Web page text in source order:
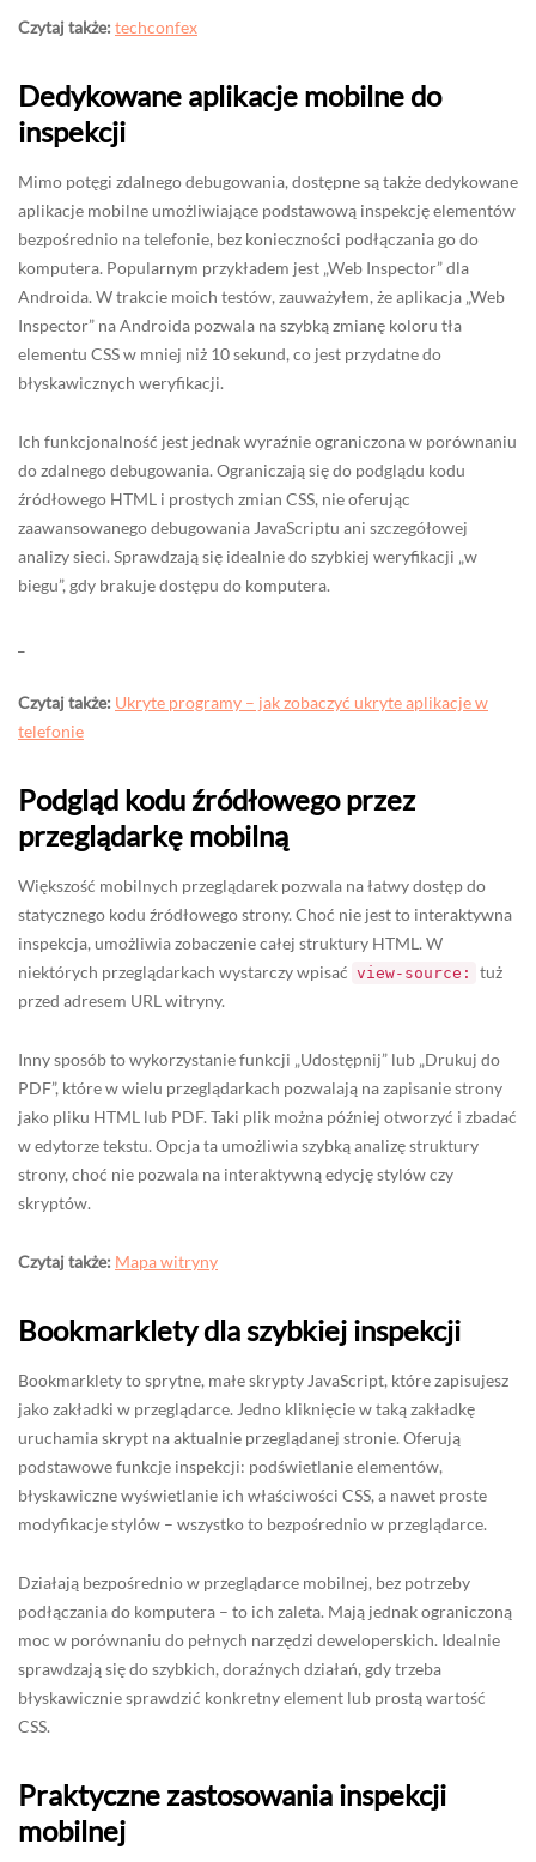
Czytaj także: techconfex
Dedykowane aplikacje mobilne do
inspekcji
Mimo potęgi zdalnego debugowania, dostępne są także dedykowane
aplikacje mobilne umożliwiające podstawową inspekcję elementów
bezpośrednio na telefonie, bez konieczności podłączania go do
komputera. Popularnym przykładem jest „Web Inspector” dla
Androida. W trakcie moich testów, zauważyłem, że aplikacja „Web
Inspector” na Androida pozwala na szybką zmianę koloru tła
elementu CSS w mniej niż 10 sekund, co jest przydatne do
błyskawicznych weryfikacji.
Ich funkcjonalność jest jednak wyraźnie ograniczona w porównaniu
do zdalnego debugowania. Ograniczają się do podglądu kodu
źródłowego HTML i prostych zmian CSS, nie oferując
zaawansowanego debugowania JavaScriptu ani szczegółowej
analizy sieci. Sprawdzają się idealnie do szybkiej weryfikacji „w
biegu”, gdy brakuje dostępu do komputera.
Czytaj także: Ukryte programy – jak zobaczyć ukryte aplikacje w
telefonie
Podgląd kodu źródłowego przez
przeglądarkę mobilną
Większość mobilnych przeglądarek pozwala na łatwy dostęp do
statycznego kodu źródłowego strony. Choć nie jest to interaktywna
inspekcja, umożliwia zobaczenie całej struktury HTML. W
niektórych przeglądarkach wystarczy wpisać view-source:
tuż
przed adresem URL witryny.
Inny sposób to wykorzystanie funkcji „Udostępnij” lub „Drukuj do
PDF”, które w wielu przeglądarkach pozwalają na zapisanie strony
jako pliku HTML lub PDF. Taki plik można później otworzyć i zbadać
w edytorze tekstu. Opcja ta umożliwia szybką analizę struktury
strony, choć nie pozwala na interaktywną edycję stylów czy
skryptów.
Czytaj także: Mapa witryny
Bookmarklety dla szybkiej inspekcji
Bookmarklety to sprytne, małe skrypty JavaScript, które zapisujesz
jako zakładki w przeglądarce. Jedno kliknięcie w taką zakładkę
uruchamia skrypt na aktualnie przeglądanej stronie. Oferują
podstawowe funkcje inspekcji: podświetlanie elementów,
błyskawiczne wyświetlanie ich właściwości CSS, a nawet proste
modyfikacje stylów – wszystko to bezpośrednio w przeglądarce.
Działają bezpośrednio w przeglądarce mobilnej, bez potrzeby
podłączania do komputera – to ich zaleta. Mają jednak ograniczoną
moc w porównaniu do pełnych narzędzi deweloperskich. Idealnie
sprawdzają się do szybkich, doraźnych działań, gdy trzeba
błyskawicznie sprawdzić konkretny element lub prostą wartość
CSS.
Praktyczne zastosowania inspekcji
mobilnej